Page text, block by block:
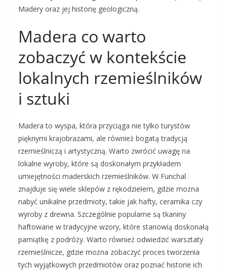
Madery oraz jej historię geologiczną.
Madera co warto
zobaczyć w kontekście
lokalnych rzemieślników
i sztuki
Madera to wyspa, która przyciąga nie tylko turystów
pięknymi krajobrazami, ale również bogatą tradycją
rzemieślniczą i artystyczną. Warto zwrócić uwagę na
lokalne wyroby, które są doskonałym przykładem
umiejętności maderskich rzemieślników. W Funchal
znajduje się wiele sklepów z rękodziełem, gdzie można
nabyć unikalne przedmioty, takie jak hafty, ceramika czy
wyroby z drewna. Szczególnie popularne są tkaniny
haftowane w tradycyjne wzory, które stanowią doskonałą
pamiątkę z podróży. Warto również odwiedzić warsztaty
rzemieślnicze, gdzie można zobaczyć proces tworzenia
tych wyjątkowych przedmiotów oraz poznać historie ich